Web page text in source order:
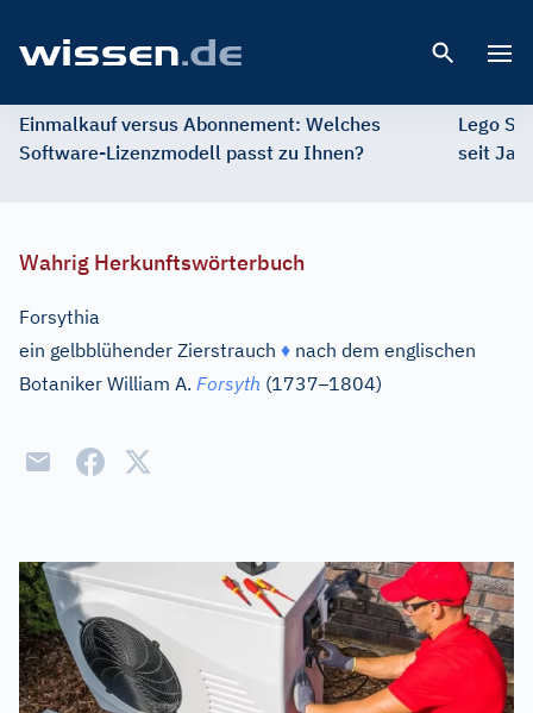
Einmalkauf versus Abonnement: Welches
Software-Lizenzmodell passt zu Ihnen?
Lego
seit
Wahrig Herkunftswörterbuch
Forsythia
ein gelbblühender Zierstrauch ♦ nach dem englischen
Botaniker William A. Forsyth (1737–1804)